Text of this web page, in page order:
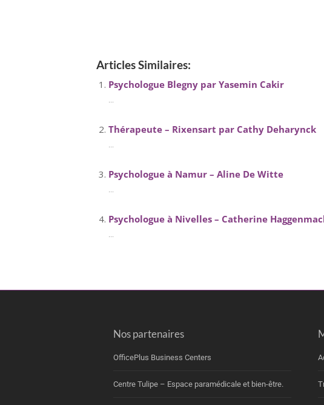
Articles Similaires:
Psychologue Blegny par Yasemin Cakir
...
Thérapeute – Rixensart par Cathy Deharynck
...
Psychologue à Namur – Aline De Witte
...
Psychologue à Nivelles – Catherine
...
Nos partenaires
OfficePlus Business Centers
Centre Tulipe – Espace paramédicale et bien-être.